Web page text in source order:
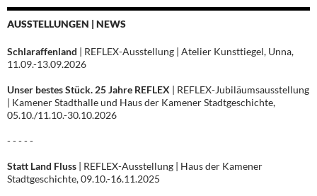
AUSSTELLUNGEN | NEWS
Schlaraffenland | REFLEX-Ausstellung | Atelier Kunsttiegel, Unna,
11.09.-13.09.2026
Unser bestes Stück. 25 Jahre REFLEX | REFLEX-Jubiläumsausstellung
| Kamener Stadthalle und Haus der Kamener Stadtgeschichte,
05.10./11.10.-30.10.2026
- - - - -
Statt Land Fluss | REFLEX-Ausstellung | Haus der Kamener
Stadtgeschichte, 09.10.-16.11.2025